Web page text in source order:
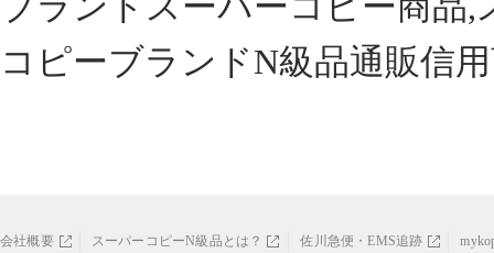
コピーブランドN級品通販信
会社概要 スーパーコピーN級品とは？ 佐川急便・EMS追跡